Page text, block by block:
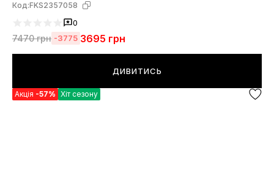
Код:FKS2357058
0
7470грн -3775 3695 грн
ДИВИТИСЬ
Акція -57% Хіт сезону